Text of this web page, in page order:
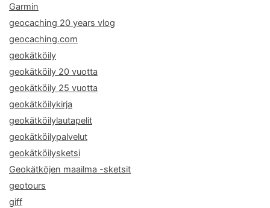
Garmin
geocaching 20 years vlog
geocaching.com
geokätköily
geokätköily 20 vuotta
geokätköily 25 vuotta
geokätköilykirja
geokätköilylautapelit
geokätköilypalvelut
geokätköilysketsi
Geokätköjen maailma -sketsit
geotours
giff